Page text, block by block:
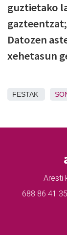
guztietako
Datozen
xehetasun
FESTAK
Aresti
688 86 41